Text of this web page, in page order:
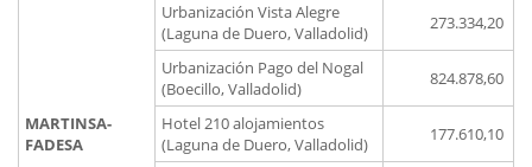
MARTINSA-
FADESA
Urbanización Vista Alegre
(Laguna de Duero, Valladolid)
273.334,20
Urbanización Pago del Nogal
(Boecillo, Valladolid)
824.878,60
Hotel 210 alojamientos
(Laguna de Duero, Valladolid)
177.610,10